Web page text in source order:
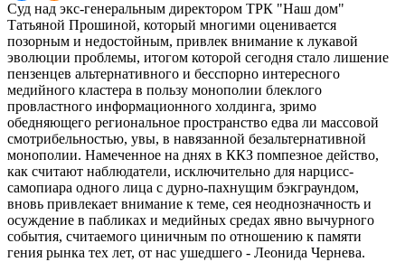
Суд над экс-генеральным директором ТРК "Наш дом"
Татьяной Прошиной, который многими оценивается
позорным и недостойным, привлек внимание к лукавой
эволюции проблемы, итогом которой сегодня стало лишение
пензенцев альтернативного и бесспорно интересного
медийного кластера в пользу монополии блеклого
провластного информационного холдинга, зримо
обедняющего региональное пространство едва ли массовой
смотрибельностью, увы, в навязанной безальтернативной
монополии. Намеченное на днях в ККЗ помпезное действо,
как считают наблюдатели, исключительно для нарцисс-
самопиара одного лица с дурно-пахнущим бэкграундом,
вновь привлекает внимание к теме, сея неоднозначность и
осуждение в пабликах и медийных средах явно вычурного
события, считаемого циничным по отношению к памяти
гения рынка тех лет, от нас ушедшего - Леонида Чернева.